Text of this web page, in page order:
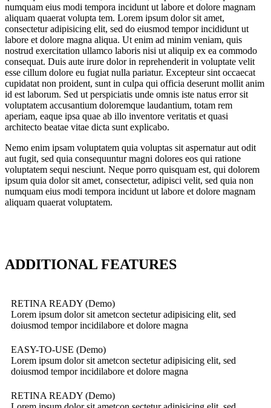
numquam eius modi tempora incidunt ut labore et dolore magnam
aliquam quaerat volupta tem. Lorem ipsum dolor sit amet,
consectetur adipisicing elit, sed do eiusmod tempor incididunt ut
labore et dolore magna aliqua. Ut enim ad minim veniam, quis
nostrud exercitation ullamco laboris nisi ut aliquip ex ea commodo
consequat. Duis aute irure dolor in reprehenderit in voluptate velit
esse cillum dolore eu fugiat nulla pariatur. Excepteur sint occaecat
cupidatat non proident, sunt in culpa qui officia deserunt mollit anim
id est laborum. Sed ut perspiciatis unde omnis iste natus error sit
voluptatem accusantium doloremque laudantium, totam rem
aperiam, eaque ipsa quae ab illo inventore veritatis et quasi
architecto beatae vitae dicta sunt explicabo.
Nemo enim ipsam voluptatem quia voluptas sit aspernatur aut odit
aut fugit, sed quia consequuntur magni dolores eos qui ratione
voluptatem sequi nesciunt. Neque porro quisquam est, qui dolorem
ipsum quia dolor sit amet, consectetur, adipisci velit, sed quia non
numquam eius modi tempora incidunt ut labore et dolore magnam
aliquam quaerat voluptatem.
ADDITIONAL FEATURES
RETINA READY (Demo)
Lorem ipsum dolor sit ametcon sectetur adipisicing elit, sed
doiusmod tempor incidilabore et dolore magna
EASY-TO-USE (Demo)
Lorem ipsum dolor sit ametcon sectetur adipisicing elit, sed
doiusmod tempor incidilabore et dolore magna
RETINA READY (Demo)